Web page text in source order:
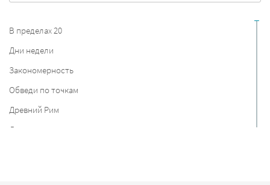
В пределах 20
Дни недели
Закономерность
Обведи по точкам
Древний Рим
Дания